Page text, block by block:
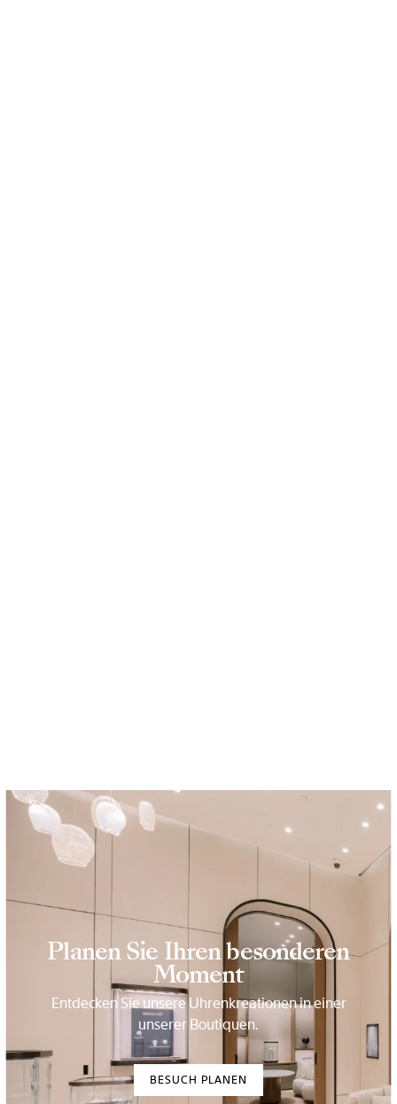
Planen Sie Ihren besonderen
Moment
Entdecken Sie unsere Uhrenkreationen in einer
unserer Boutiquen.
BESUCH PLANEN